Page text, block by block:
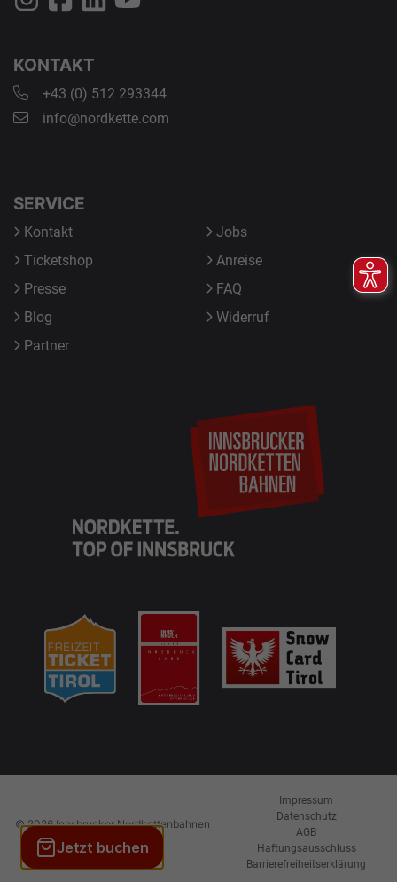
EN
Anfahrt &
Tarife &
KONTAKT
+43 (0) 512 293344
info@nordkette.com
SERVICE
Kontakt
Ticketshop
Presse
Blog
Partner
Jobs
Anreise
FAQ
Widerruf
© 2026 Innsbrucker Nordkettenbahnen
Betriebs GmbH
Impressum
Datenschutz
AGB
Haftungsausschluss
Barrierefreiheitserklärung